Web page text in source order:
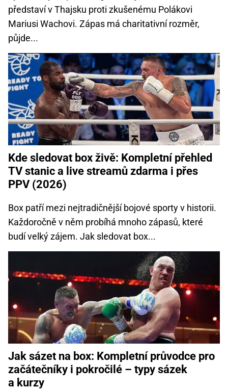
představí v Thajsku proti zkušenému Polákovi
Mariusi Wachovi. Zápas má charitativní rozměr,
půjde...
Kde sledovat box živě: Kompletní přehled
TV stanic a live streamů zdarma i přes
PPV (2026)
Box patří mezi nejtradičnější bojové sporty v historii.
Každoročně v něm probíhá mnoho zápasů, které
budí velký zájem. Jak sledovat box...
Jak sázet na box: Kompletní průvodce pro
začátečníky i pokročilé – typy sázek
a kurzy